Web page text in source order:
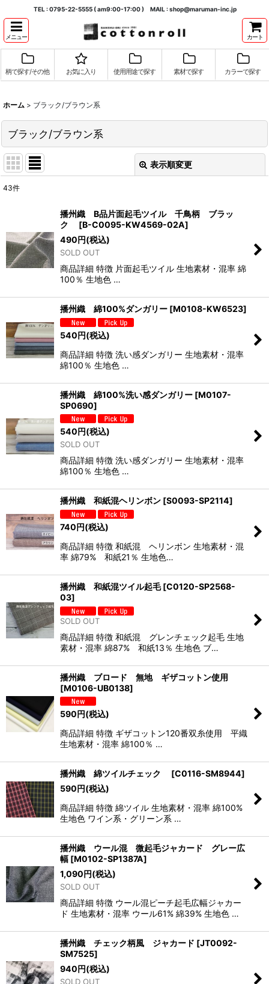
TEL : 0795-22-5555 ( am9:00-17:00 ) MAIL : shop@maruman-inc.jp
メニュー カート
柄で探す/その他 お気に入り 使用用途で探す 素材で探す カラーで探す
ホーム > ブラック/ブラウン系
ブラック/ブラウン系
表示順変更
並び順:
絞り込む
43件
播州織 B品片面起毛ツイル 千鳥柄 ブラッ
ク
[B-C0095-KW4569-02A]
490円(税込)
SOLD OUT
商品詳細 特徴 片面起毛ツイル 生地素材・混率 綿
100％ 生地色 …
播州織 綿100%ダンガリー [M0108-KW6523]
540円(税込)
商品詳細 特徴 洗い感ダンガリー 生地素材・混率
綿100％ 生地色 …
播州織 綿100%洗い感ダンガリー [M0107-
SP0690]
540円(税込)
SOLD OUT
商品詳細 特徴 洗い感ダンガリー 生地素材・混率
綿100％ 生地色 …
播州織 和紙混ヘリンボン [S0093-SP2114]
740円(税込)
商品詳細 特徴 和紙混 ヘリンボン 生地素材・混
率 綿79% 和紙21％ 生地色…
播州織 和紙混ツイル起毛 [C0120-SP2568-
03]
SOLD OUT
商品詳細 特徴 和紙混 グレンチェック起毛 生地
素材・混率 綿87% 和紙13％ 生地色 ブ…
播州織 ブロード 無地 ギザコットン使用
[M0106-UB0138]
590円(税込)
商品詳細 特徴 ギザコットン120番双糸使用 平織
生地素材・混率 綿100％ …
播州織 綿ツイルチェック [C0116-SM8944]
590円(税込)
商品詳細 特徴 綿ツイル 生地素材・混率 綿100%
生地色 ワイン系・グリーン系 …
播州織 ウール混 微起毛ジャカード グレー広
幅 [M0102-SP1387A]
1,090円(税込)
SOLD OUT
商品詳細 特徴 ウール混ピーチ起毛広幅ジャカー
ド 生地素材・混率 ウール61% 綿39% 生地色 …
播州織 チェック柄風 ジャカード [JT0092-
SM7525]
940円(税込)
SOLD OUT